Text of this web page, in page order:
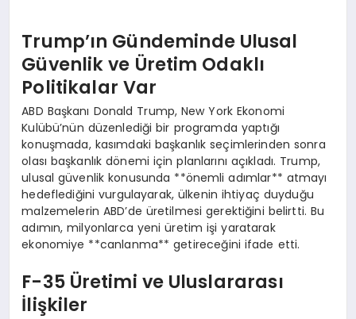
Trump’ın Gündeminde Ulusal
Güvenlik ve Üretim Odaklı
Politikalar Var
ABD Başkanı Donald Trump, New York Ekonomi
Kulübü’nün düzenlediği bir programda yaptığı
konuşmada, kasımdaki başkanlık seçimlerinden sonra
olası başkanlık dönemi için planlarını açıkladı. Trump,
ulusal güvenlik konusunda **önemli adımlar** atmayı
hedeflediğini vurgulayarak, ülkenin ihtiyaç duyduğu
malzemelerin ABD’de üretilmesi gerektiğini belirtti. Bu
adımın, milyonlarca yeni üretim işi yaratarak
ekonomiye **canlanma** getireceğini ifade etti.
F-35 Üretimi ve Uluslararası
İlişkiler